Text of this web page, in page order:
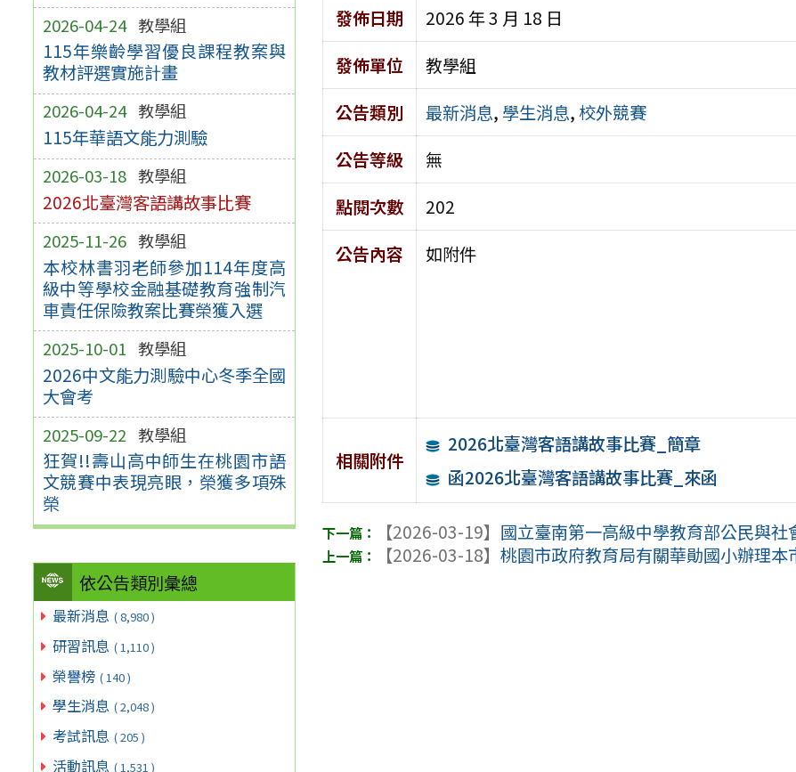
2026-04-24 教學組
115年樂齡學習優良課程教案與
教材評選實施計畫
2026-04-24 教學組
115年華語文能力測驗
2026-03-18 教學組
2026北臺灣客語講故事比賽
2025-11-26 教學組
本校林書羽老師參加114年度高
級中等學校金融基礎教育強制汽
車責任保險教案比賽榮獲入選
2025-10-01 教學組
2026中文能力測驗中心冬季全國
大會考
2025-09-22 教學組
狂賀!!壽山高中師生在桃園市語
文競賽中表現亮眼，榮獲多項殊
榮
依公告類別彙總
最新消息 ( 8,980 )
研習訊息 ( 1,110 )
榮譽榜 ( 140 )
學生消息 ( 2,048 )
考試訊息 ( 205 )
活動訊息 ( 1,531 )
發佈日期
2026 年 3 月 18 日
發佈單位
教學組
公告類別
最新消息, 學生消息,校外競賽
公告等級
無
點閱次數
202
公告內容
如附件
相關附件
2026北臺灣客語講故事比賽_簡章
函2026北臺灣客語講故事比賽_來函
【2026-03-19】 國立臺南第一高級中學教育部公民與
【2026-03-18】桃園市政府教育局有關華勛國小辦理